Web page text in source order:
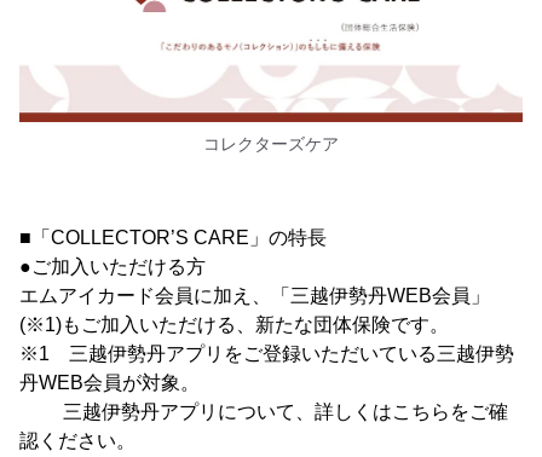
コレクターズケア
■「COLLECTOR’S CARE」の特長
●ご加入いただける方
エムアイカード会員に加え、「三越伊勢丹WEB会員」
(※1)もご加入いただける、新たな団体保険です。
※1 三越伊勢丹アプリをご登録いただいている三越伊勢
丹WEB会員が対象。
三越伊勢丹アプリについて、詳しくはこちらをご確
認ください。